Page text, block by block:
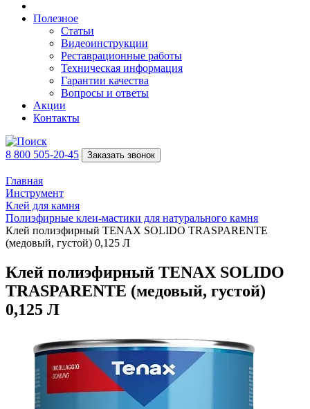
Полезное
Статьи
Видеоинструкции
Реставрационные работы
Техническая информация
Гарантии качества
Вопросы и ответы
Акции
Контакты
8 800 505-20-45 Заказать звонок
Главная
Инструмент
Клей для камня
Полиэфирные клеи-мастики для натурального камня
Клей полиэфирный TENAX SOLIDO TRASPARENTE
(медовый, густой) 0,125 Л
Клей полиэфирный TENAX SOLIDO
TRASPARENTE (медовый, густой)
0,125 Л